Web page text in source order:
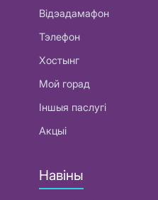
Відэадамафон
Тэлефон
Хостынг
Мой горад
Іншыя паслугі
Акцыі
Навіны